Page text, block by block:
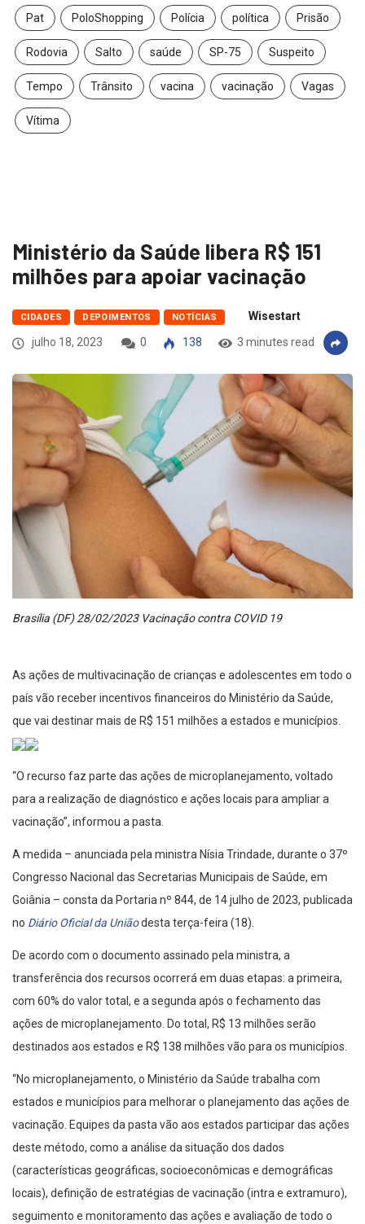
Pat PoloShopping Polícia política Prisão
Rodovia Salto saúde SP-75 Suspeito
Tempo Trânsito vacina vacinação Vagas
Vítima
Ministério da Saúde libera R$ 151
milhões para apoiar vacinação
CIDADES DEPOIMENTOS NOTÍCIAS
Wisestart
julho 18, 2023
0 138 3 minutes read
Brasília (DF) 28/02/2023 Vacinação contra COVID 19
As ações de multivacinação de crianças e adolescentes em todo o
país vão receber incentivos financeiros do Ministério da Saúde,
que vai destinar mais de R$ 151 milhões a estados e municípios.
“O recurso faz parte das ações de microplanejamento, voltado
para a realização de diagnóstico e ações locais para ampliar a
vacinação”, informou a pasta.
A medida – anunciada pela ministra Nísia Trindade, durante o 37º
Congresso Nacional das Secretarias Municipais de Saúde, em
Goiânia – consta da Portaria nº 844, de 14 julho de 2023, publicada
no Diário Oficial da Uniãodesta terça-feira (18).
De acordo com o documento assinado pela ministra, a
transferência dos recursos ocorrerá em duas etapas: a primeira,
com 60% do valor total, e a segunda após o fechamento das
ações de microplanejamento. Do total, R$ 13 milhões serão
destinados aos estados e R$ 138 milhões vão para os municípios.
“No microplanejamento, o Ministério da Saúde trabalha com
estados e municípios para melhorar o planejamento das ações de
vacinação. Equipes da pasta vão aos estados participar das ações
deste método, como a análise da situação dos dados
(características geográficas, socioeconômicas e demográficas
locais), definição de estratégias de vacinação (intra e extramuro),
seguimento e monitoramento das ações e avaliação de todo o